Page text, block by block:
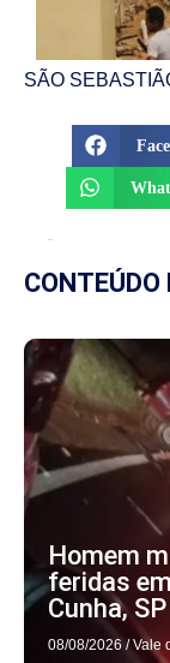
SÃO
CONTEÚDO
Homem
feridas
Cunha, SP
08/08/2026 / Vale